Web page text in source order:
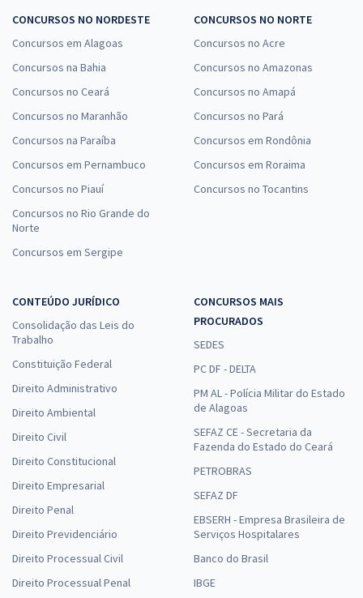
CONCURSOS NO NORDESTE
Concursos em Alagoas
Concursos na Bahia
Concursos no Ceará
Concursos no Maranhão
Concursos na Paraíba
Concursos em Pernambuco
Concursos no Piauí
Concursos no Rio Grande do
Norte
Concursos em Sergipe
CONCURSOS NO NORTE
Concursos no Acre
Concursos no Amazonas
Concursos no Amapá
Concursos no Pará
Concursos em Rondônia
Concursos em Roraima
Concursos no Tocantins
CONTEÚDO JURÍDICO
Consolidação das Leis do
Trabalho
Constituição Federal
Direito Administrativo
Direito Ambiental
Direito Civil
Direito Constitucional
Direito Empresarial
Direito Penal
Direito Previdenciário
Direito Processual Civil
Direito Processual Penal
CONCURSOS MAIS
PROCURADOS
SEDES
PC DF - DELTA
PM AL - Polícia Militar do Estado
de Alagoas
SEFAZ CE - Secretaria da
Fazenda do Estado do Ceará
PETROBRAS
SEFAZ DF
EBSERH - Empresa Brasileira de
Serviços Hospitalares
Banco do Brasil
IBGE